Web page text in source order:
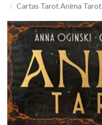
Cartas Tarot Anima Tarot
Cartas
Tarot
Anima
Tarot